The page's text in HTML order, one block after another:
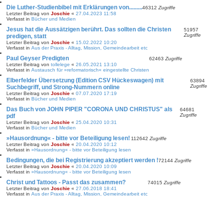
Die Luther-Studienbibel mit Erklärungen von.........
Letzter Beitrag von Joschie « 27.04.2023 11:58
Verfasst in Bücher und Medien
46312 Zugriffe
Jesus hat die Aussätzigen berührt. Das sollten die Christen
predigen, statt
Letzter Beitrag von Joschie « 15.02.2022 10:20
Verfasst in Aus der Praxis - Alltag, Mission, Gemeindearbeit etc
51957
Zugriffe
Paul Geyser Predigten
Letzter Beitrag von tollelege « 26.05.2021 13:10
Verfasst in Austausch für »reformatorisch« eingestellte Christen
62463 Zugriffe
Elberfelder Übersetzung (Edition CSV Hückeswagen) mit
Suchbegriff, und Strong-Nummern online
Letzter Beitrag von Joschie « 07.07.2020 17:19
Verfasst in Bücher und Medien
63894
Zugriffe
Das Buch von JOHN PIPER "CORONA UND CHRISTUS" als
pdf
Letzter Beitrag von Joschie « 25.04.2020 10:31
Verfasst in Bücher und Medien
64681
Zugriffe
»Hausordnung« - bitte vor Beteiligung lesen!
Letzter Beitrag von Joschie « 20.04.2020 10:12
Verfasst in »Hausordnung« - bitte vor Beteiligung lesen
112642 Zugriffe
Bedingungen, die bei Registrierung akzeptiert werden !
Letzter Beitrag von Joschie « 20.04.2020 10:09
Verfasst in »Hausordnung« - bitte vor Beteiligung lesen
72144 Zugriffe
Christ und Tattoos - Passt das zusammen?
Letzter Beitrag von Joschie « 27.06.2018 18:41
Verfasst in Aus der Praxis - Alltag, Mission, Gemeindearbeit etc
74015 Zugriffe